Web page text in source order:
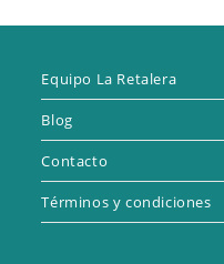
Equipo La Retalera
Blog
Contacto
Términos y condiciones